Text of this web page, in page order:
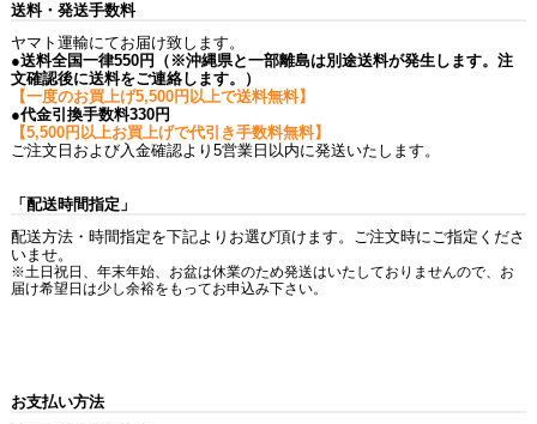
送料・発送手数料
ヤマト運輸にてお届け致します。
●送料全国一律550円（※沖縄県と一部離島は別途送料が発生します。注
文確認後に送料をご連絡します。）
【一度のお買上げ5,500円以上で送料無料】
●代金引換手数料330円
【5,500円以上お買上げで代引き手数料無料】
ご注文日および入金確認より5営業日以内に発送いたします。
「配送時間指定」
配送方法・時間指定を下記よりお選び頂けます。ご注文時にご指定くださ
いませ。
※土日祝日、年末年始、お盆は休業のため発送はいたしておりませんので、お
届け希望日は少し余裕をもってお申込み下さい。
お支払い方法